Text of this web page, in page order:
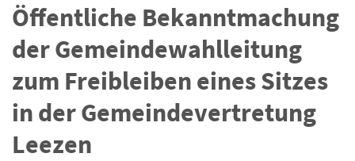
Öffentliche Bekanntmachung
der Gemeindewahlleitung
zum Freibleiben eines Sitzes
in der Gemeindevertretung
Leezen